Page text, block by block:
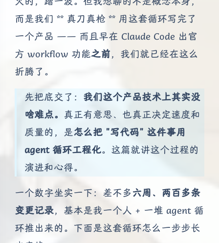
而是我们 ** 真刀真枪 ** 用这套循环写完了
一个产品 —— 而且早在 Claude Code 出官
方 workflow 功能之前，我们就已经在这么
折腾了。
先把底交了： 我们这个产品技术上其实没
啥难点。 真正有意思、也真正决定速度和
质量的，是怎么把 "写代码" 这件事用
agent 循环工程化。这篇就讲这个过程的
演进和心得。
一个数字坐实一下：差不多 六周、两百多条
变更记录，基本是我一个人 + 一堆 agent 循
环推出来的。下面是这套循环怎么一步步长